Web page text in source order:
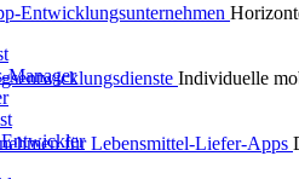
Entwicklungsunternehmen
Individuelle
für Lebensmittel-Liefer-Apps
Manager